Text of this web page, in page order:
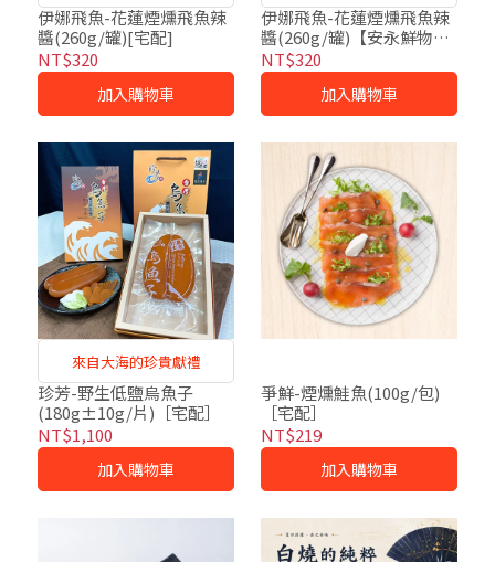
伊娜飛魚-花蓮煙燻飛魚辣
醬(260g/罐)[宅配]
NT$320
加入購物車
伊娜飛魚-花蓮煙燻飛魚辣
醬(260g/罐)【安永鮮物門
市自取】
NT$320
加入購物車
來自大海的珍貴獻禮
珍芳-野生低鹽烏魚子
(180g±10g/片)［宅配］
NT$1,100
加入購物車
爭鮮-煙燻鮭魚(100g/包)
［宅配］
NT$219
加入購物車